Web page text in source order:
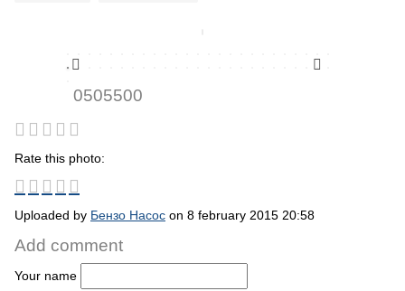
0505500
Rate this photo:
Uploaded by Бензо Насос on 8 february 2015 20:58
Add comment
Your name